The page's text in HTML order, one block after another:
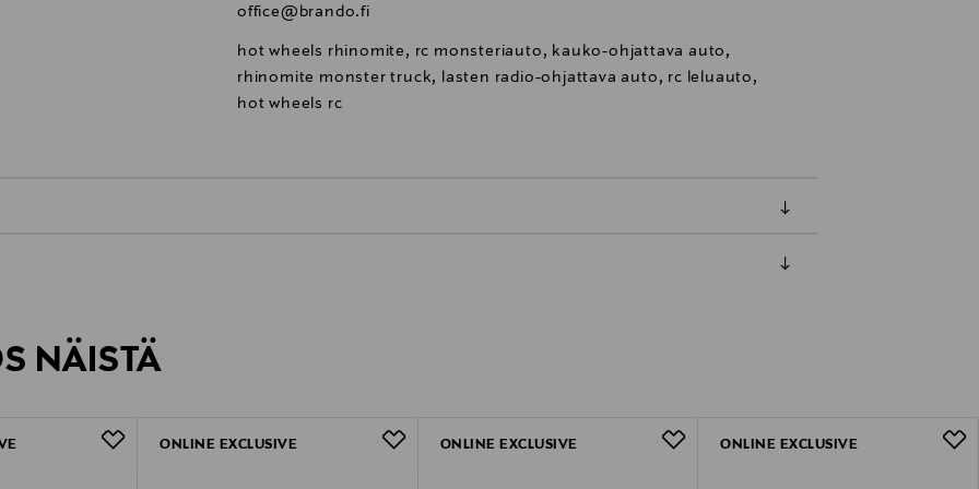
office@brando.fi
hot wheels rhinomite, rc monsteriauto, kauko-ohjattava auto,
rhinomite monster truck, lasten radio-ohjattava auto, rc leluauto,
hot wheels rc
NÄISTÄ
ONLINE EXCLUSIVE ONLINE EXCLUSIVE ONLINE EXCLUSIVE